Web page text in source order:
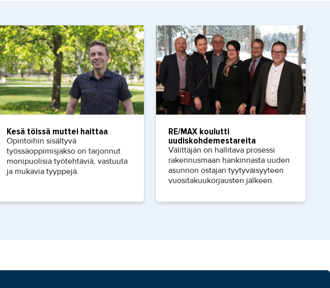
Kesä töissä muttei haittaa
Opintoihin sisältyvä
työssäoppimisjakso on tarjonnut
monipuolisia työtehtäviä, vastuuta
ja mukavia tyyppejä.
RE/MAX koulutti
uudiskohdemestareita
Välittäjän on hallitava prosessi
rakennusmaan hankinnasta uuden
asunnon ostajan tyytyväisyyteen
vuositakuukorjausten jälkeen.